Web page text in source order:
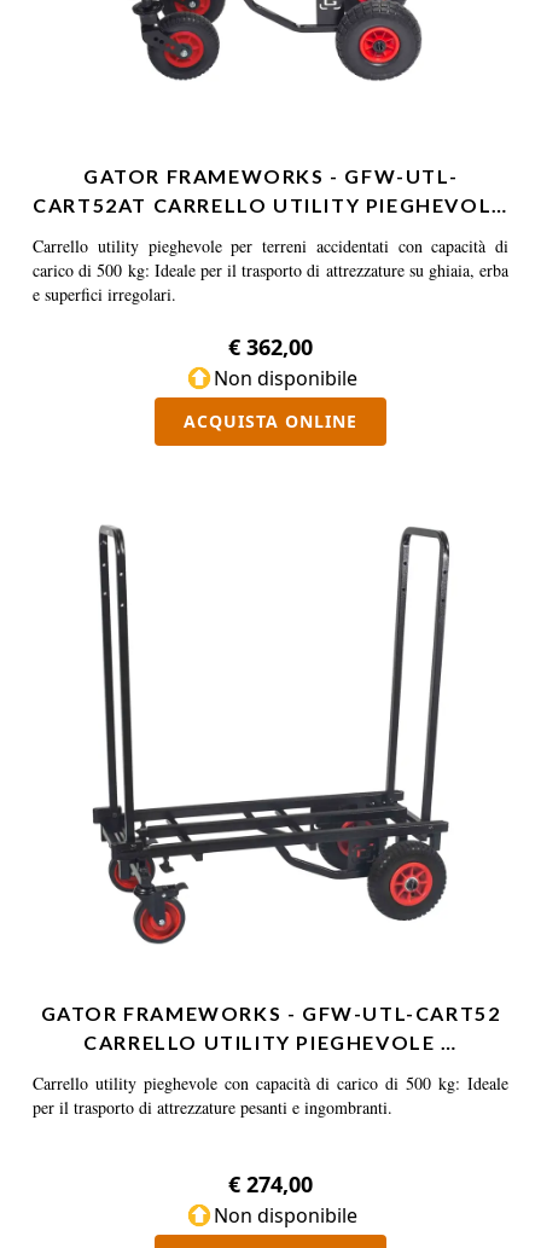
GATOR FRAMEWORKS - GFW-UTL-
CART52AT CARRELLO UTILITY PIEGHEVOL…
Carrello utility pieghevole per terreni accidentati con capacità di
carico di 500 kg: Ideale per il trasporto di attrezzature su ghiaia, erba
e superfici irregolari.
€ 362,00
Non disponibile
ACQUISTA ONLINE
GATOR FRAMEWORKS - GFW-UTL-CART52
CARRELLO UTILITY PIEGHEVOLE …
Carrello utility pieghevole con capacità di carico di 500 kg: Ideale
per il trasporto di attrezzature pesanti e ingombranti.
€ 274,00
Non disponibile